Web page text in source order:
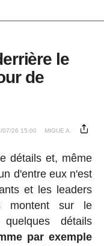
le
de
07/26 15:00 MIGUE A.
détails et, même
d'entre eux n'est
et les leaders
montent sur le
détails
par exemple